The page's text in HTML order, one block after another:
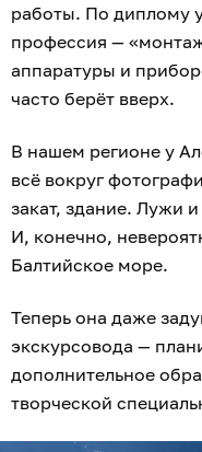
работы. По диплому
профессия —
аппаратуры и
часто берёт вверх.
В нашем регионе у
всё вокруг
закат, здание. Лужи
И, конечно,
Балтийское море.
Теперь она даже
экскурсовода —
дополнительное
творческой